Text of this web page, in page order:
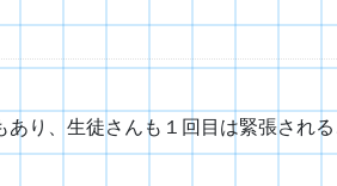
り、生徒さんも１回目は緊張され